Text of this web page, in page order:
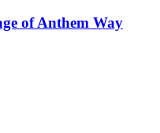
of Anthem Way